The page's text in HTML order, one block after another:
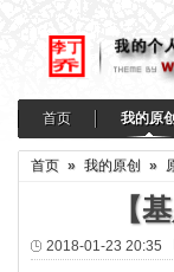
首页 我的原创
首页 » 我的原创 »
【
2018-01-23 20:35